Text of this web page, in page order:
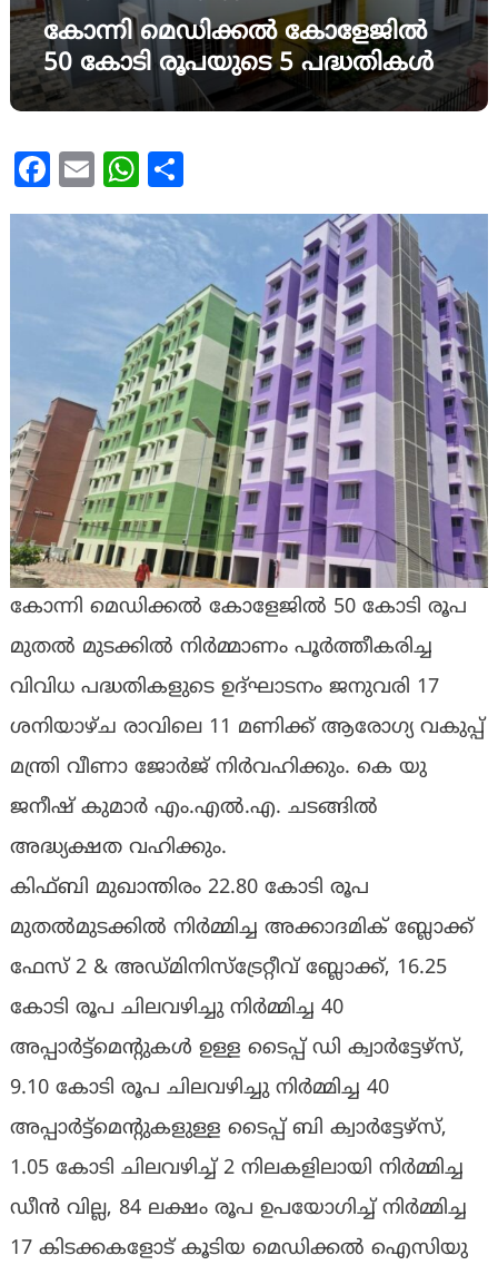
കോന്നി മെഡിക്കല്‍ കോളേജില്‍
50 കോടി രൂപയുടെ 5 പദ്ധതികള്‍
Facebook
Email WhatsApp
കോന്നി മെഡിക്കല്‍ കോളേജില്‍ 50 കോടി രൂപ
മുതല്‍ മുടക്കില്‍ നിര്‍മ്മാണം പൂര്‍ത്തീകരിച്ച
വിവിധ പദ്ധതികളുടെ ഉദ്ഘാടനം ജനുവരി 17
ശനിയാഴ്ച രാവിലെ 11 മണിക്ക് ആരോഗ്യ വകുപ്പ്
മന്ത്രി വീണാ ജോര്‍ജ് നിര്‍വഹിക്കും. കെ യു
ജനീഷ് കുമാര്‍ എം.എല്‍.എ. ചടങ്ങില്‍
അദ്ധ്യക്ഷത വഹിക്കും.
കിഫ്ബി മുഖാന്തിരം 22.80 കോടി രൂപ
മുതല്‍മുടക്കില്‍ നിര്‍മ്മിച്ച അക്കാദമിക് ബ്ലോക്ക്
ഫേസ് 2 & അഡ്മിനിസ്‌ട്രേറ്റീവ് ബ്ലോക്ക്, 16.25
കോടി രൂപ ചിലവഴിച്ചു നിര്‍മ്മിച്ച 40
അപ്പാര്‍ട്ട്‌മെന്റുകള്‍ ഉള്ള ടൈപ്പ് ഡി ക്വാര്‍ട്ടേഴ്‌സ്,
9.10 കോടി രൂപ ചിലവഴിച്ചു നിര്‍മ്മിച്ച 40
അപ്പാര്‍ട്ട്‌മെന്റുകളുള്ള ടൈപ്പ് ബി ക്വാര്‍ട്ടേഴ്‌സ്,
1.05 കോടി ചിലവഴിച്ച് 2 നിലകളിലായി നിര്‍മ്മിച്ച
ഡീന്‍ വില്ല, 84 ലക്ഷം രൂപ ഉപയോഗിച്ച് നിര്‍മ്മിച്ച
17 കിടക്കകളോട് കൂടിയ മെഡിക്കല്‍ ഐസിയു